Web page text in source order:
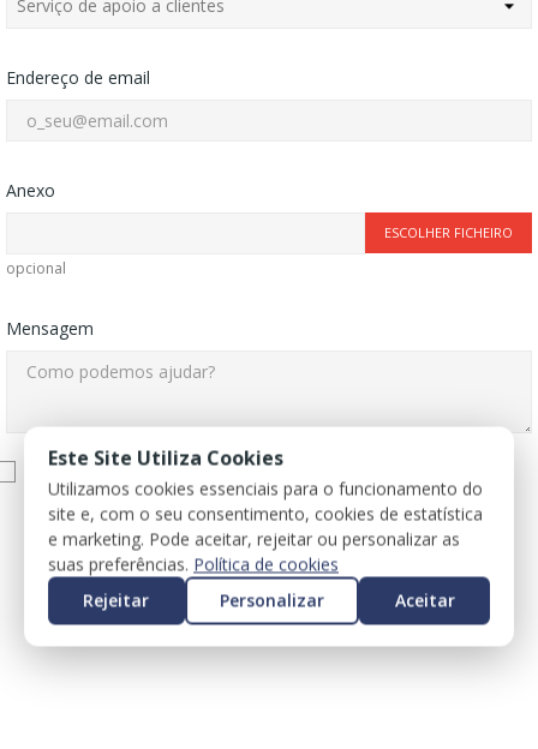
Endereço de email
Anexo
ESCOLHER FICHEIRO
opcional
Mensagem
Aceito que os meus dados sejam tratados pela loja.
Este Site Utiliza Cookies
Utilizamos cookies essenciais para o funcionamento do
site e, com o seu consentimento, cookies de estatística
e marketing. Pode aceitar, rejeitar ou personalizar as
suas preferências. Política de cookies
Rejeitar
Personalizar Aceitar